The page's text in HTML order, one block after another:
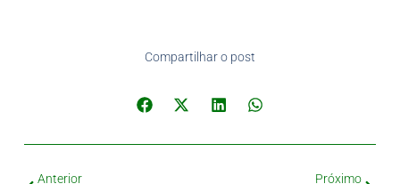
Compartilhar o post
Anterior
Próximo